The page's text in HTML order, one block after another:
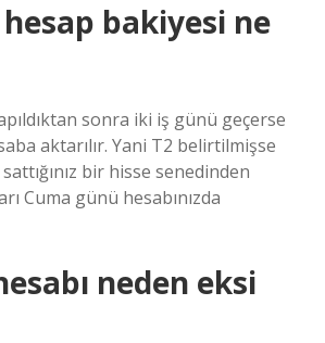
bakiyesi ne
sonra iki iş günü geçerse
aktarılır. Yani T2 belirtilmişse
bir hisse senedinden
Cuma günü hesabınızda
neden eksi